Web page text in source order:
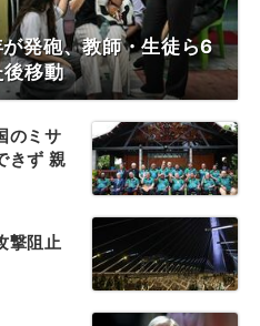
発砲、教師・生徒ら6
後移動
のミサ
きず 親
撃阻止